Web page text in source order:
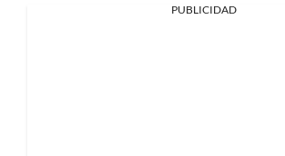
PUBLICIDAD